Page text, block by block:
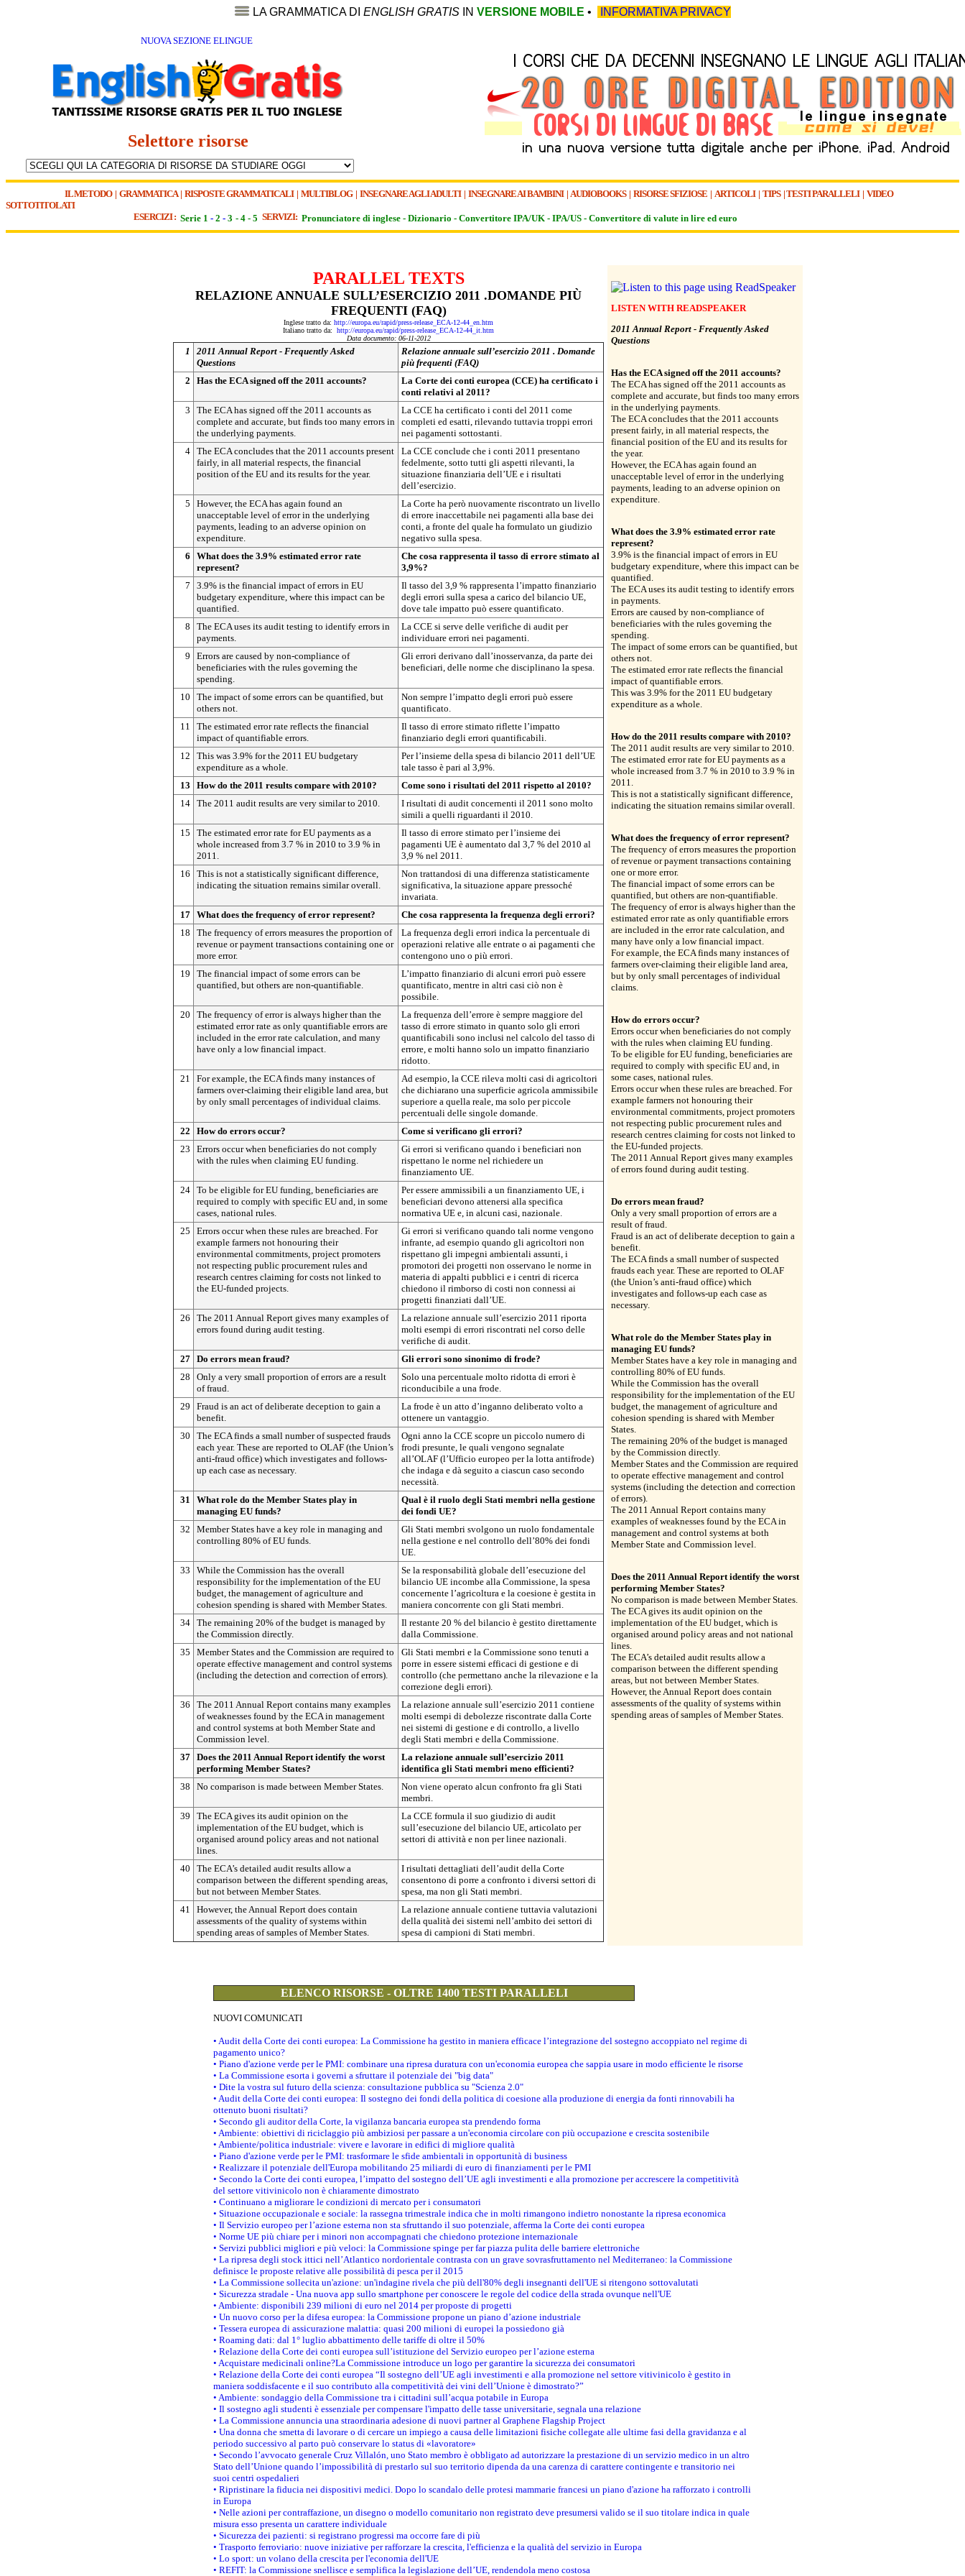
LA GRAMMATICA DI ENGLISH GRATIS IN VERSIONE MOBILE • INFORMATIVA PRIVACY
NUOVA SEZIONE ELINGUE
Selettore risorse
IL METODO| GRAMMATICA| RISPOSTE GRAMMATICALI| MULTIBLOG| INSEGNARE AGLI ADULTI | INSEGNARE AI BAMBINI| AUDIOBOOKS| RISORSE SFIZIOSE | ARTICOLI| TIPS|TESTI PARALLELI| VIDEO
SOTTOTITOLATI
ESERCIZI : Serie 1 - 2 - 3 - 4 - 5 SERVIZI: Pronunciatore di inglese - Dizionario - Convertitore IPA/UK - IPA/US - Convertitore di valute in lire ed euro
PARALLEL TEXTS
RELAZIONE ANNUALE SULL’ESERCIZIO 2011 .DOMANDE PIÙ
FREQUENTI (FAQ)
Inglese tratto da: http://europa.eu/rapid/press-release_ECA-12-44_en.htm
Italiano tratto da: http://europa.eu/rapid/press-release_ECA-12-44_it.htm
Data documento: 06-11-2012
1
2011 Annual Report - Frequently Asked
Questions
Relazione annuale sull’esercizio 2011 . Domande
più frequenti (FAQ)
2
Has the ECA signed off the 2011 accounts?
La Corte dei conti europea (CCE) ha certificato i
conti relativi al 2011?
3
The ECA has signed off the 2011 accounts as
complete and accurate, but finds too many errors in
the underlying payments.
La CCE ha certificato i conti del 2011 come
completi ed esatti, rilevando tuttavia troppi errori
nei pagamenti sottostanti.
4 The ECA concludes that the 2011 accounts present
fairly, in all material respects, the financial
position of the EU and its results for the year.
La CCE conclude che i conti 2011 presentano
fedelmente, sotto tutti gli aspetti rilevanti, la
situazione finanziaria dell’UE e i risultati
dell’esercizio.
5
However, the ECA has again found an
unacceptable level of error in the underlying
payments, leading to an adverse opinion on
expenditure.
La Corte ha però nuovamente riscontrato un livello
di errore inaccettabile nei pagamenti alla base dei
conti, a fronte del quale ha formulato un giudizio
negativo sulla spesa.
6
What does the 3.9% estimated error rate
represent?
Che cosa rappresenta il tasso di errore stimato al
3,9%?
7
3.9% is the financial impact of errors in EU
budgetary expenditure, where this impact can be
quantified.
Il tasso del 3,9 % rappresenta l’impatto finanziario
degli errori sulla spesa a carico del bilancio UE,
dove tale impatto può essere quantificato.
8
The ECA uses its audit testing to identify errors in
payments.
La CCE si serve delle verifiche di audit per
individuare errori nei pagamenti.
9
Errors are caused by non-compliance of
beneficiaries with the rules governing the
spending.
Gli errori derivano dall’inosservanza, da parte dei
beneficiari, delle norme che disciplinano la spesa.
10
The impact of some errors can be quantified, but
others not.
Non sempre l’impatto degli errori può essere
quantificato.
11
The estimated error rate reflects the financial
impact of quantifiable errors.
Il tasso di errore stimato riflette l’impatto
finanziario degli errori quantificabili.
12
This was 3.9% for the 2011 EU budgetary
expenditure as a whole.
Per l’insieme della spesa di bilancio 2011 dell’UE
tale tasso è pari al 3,9%.
13
How do the 2011 results compare with 2010?
Come sono i risultati del 2011 rispetto al 2010?
14 The 2011 audit results are very similar to 2010.
I risultati di audit concernenti il 2011 sono molto
simili a quelli riguardanti il 2010.
15
The estimated error rate for EU payments as a
whole increased from 3.7 % in 2010 to 3.9 % in
2011.
Il tasso di errore stimato per l’insieme dei
pagamenti UE è aumentato dal 3,7 % del 2010 al
3,9 % nel 2011.
16
This is not a statistically significant difference,
indicating the situation remains similar overall.
Non trattandosi di una differenza statisticamente
significativa, la situazione appare pressoché
invariata.
17 What does the frequency of error represent?
Che cosa rappresenta la frequenza degli errori?
18
The frequency of errors measures the proportion of
revenue or payment transactions containing one or
more error.
La frequenza degli errori indica la percentuale di
operazioni relative alle entrate o ai pagamenti che
contengono uno o più errori.
19
The financial impact of some errors can be
quantified, but others are non-quantifiable.
L’impatto finanziario di alcuni errori può essere
quantificato, mentre in altri casi ciò non è
possibile.
20
The frequency of error is always higher than the
estimated error rate as only quantifiable errors are
included in the error rate calculation, and many
have only a low financial impact.
La frequenza dell’errore è sempre maggiore del
tasso di errore stimato in quanto solo gli errori
quantificabili sono inclusi nel calcolo del tasso di
errore, e molti hanno solo un impatto finanziario
ridotto.
21
For example, the ECA finds many instances of
farmers over-claiming their eligible land area, but
by only small percentages of individual claims.
Ad esempio, la CCE rileva molti casi di agricoltori
che dichiarano una superficie agricola ammissibile
superiore a quella reale, ma solo per piccole
percentuali delle singole domande.
22
How do errors occur?
Come si verificano gli errori?
23
Errors occur when beneficiaries do not comply
with the rules when claiming EU funding.
Gi errori si verificano quando i beneficiari non
rispettano le norme nel richiedere un
finanziamento UE.
24 To be eligible for EU funding, beneficiaries are
required to comply with specific EU and, in some
cases, national rules.
Per essere ammissibili a un finanziamento UE, i
beneficiari devono attenersi alla specifica
normativa UE e, in alcuni casi, nazionale.
25
Errors occur when these rules are breached. For
example farmers not honouring their
environmental commitments, project promoters
not respecting public procurement rules and
research centres claiming for costs not linked to
the EU-funded projects.
Gi errori si verificano quando tali norme vengono
infrante, ad esempio quando gli agricoltori non
rispettano gli impegni ambientali assunti, i
promotori dei progetti non osservano le norme in
materia di appalti pubblici e i centri di ricerca
chiedono il rimborso di costi non connessi ai
progetti finanziati dall’UE.
26
The 2011 Annual Report gives many examples of
errors found during audit testing.
La relazione annuale sull’esercizio 2011 riporta
molti esempi di errori riscontrati nel corso delle
verifiche di audit.
27 Do errors mean fraud?
Gli errori sono sinonimo di frode?
28
Only a very small proportion of errors are a result
of fraud.
Solo una percentuale molto ridotta di errori è
riconducibile a una frode.
29
Fraud is an act of deliberate deception to gain a
benefit.
La frode è un atto d’inganno deliberato volto a
ottenere un vantaggio.
30
The ECA finds a small number of suspected frauds
each year. These are reported to OLAF (the Union’s
anti-fraud office) which investigates and follows-
up each case as necessary.
Ogni anno la CCE scopre un piccolo numero di
frodi presunte, le quali vengono segnalate
all’OLAF (l’Ufficio europeo per la lotta antifrode)
che indaga e dà seguito a ciascun caso secondo
necessità.
31
What role do the Member States play in
managing EU funds?
Qual è il ruolo degli Stati membri nella gestione
dei fondi UE?
32
Member States have a key role in managing and
controlling 80% of EU funds.
Gli Stati membri svolgono un ruolo fondamentale
nella gestione e nel controllo dell’80% dei fondi
UE.
33
While the Commission has the overall
responsibility for the implementation of the EU
budget, the management of agriculture and
cohesion spending is shared with Member States.
Se la responsabilità globale dell’esecuzione del
bilancio UE incombe alla Commissione, la spesa
concernente l’agricoltura e la coesione è gestita in
maniera concorrente con gli Stati membri.
34 The remaining 20% of the budget is managed by
the Commission directly.
Il restante 20 % del bilancio è gestito direttamente
dalla Commissione.
35
Member States and the Commission are required to
operate effective management and control systems
(including the detection and correction of errors).
Gli Stati membri e la Commissione sono tenuti a
porre in essere sistemi efficaci di gestione e di
controllo (che permettano anche la rilevazione e la
correzione degli errori).
36
The 2011 Annual Report contains many examples
of weaknesses found by the ECA in management
and control systems at both Member State and
Commission level.
La relazione annuale sull’esercizio 2011 contiene
molti esempi di debolezze riscontrate dalla Corte
nei sistemi di gestione e di controllo, a livello
degli Stati membri e della Commissione.
37 Does the 2011 Annual Report identify the worst
performing Member States?
La relazione annuale sull’esercizio 2011
identifica gli Stati membri meno efficienti?
38
No comparison is made between Member States.
Non viene operato alcun confronto fra gli Stati
membri.
39
The ECA gives its audit opinion on the
implementation of the EU budget, which is
organised around policy areas and not national
lines.
La CCE formula il suo giudizio di audit
sull’esecuzione del bilancio UE, articolato per
settori di attività e non per linee nazionali.
40
The ECA’s detailed audit results allow a
comparison between the different spending areas,
but not between Member States.
I risultati dettagliati dell’audit della Corte
consentono di porre a confronto i diversi settori di
spesa, ma non gli Stati membri.
41
However, the Annual Report does contain
assessments of the quality of systems within
spending areas of samples of Member States.
La relazione annuale contiene tuttavia valutazioni
della qualità dei sistemi nell’ambito dei settori di
spesa di campioni di Stati membri.
LISTEN WITH READSPEAKER
2011 Annual Report - Frequently Asked
Questions
Has the ECA signed off the 2011 accounts?
The ECA has signed off the 2011 accounts as
complete and accurate, but finds too many errors
in the underlying payments.
The ECA concludes that the 2011 accounts
present fairly, in all material respects, the
financial position of the EU and its results for
the year.
However, the ECA has again found an
unacceptable level of error in the underlying
payments, leading to an adverse opinion on
expenditure.
What does the 3.9% estimated error rate
represent?
3.9% is the financial impact of errors in EU
budgetary expenditure, where this impact can be
quantified.
The ECA uses its audit testing to identify errors
in payments.
Errors are caused by non-compliance of
beneficiaries with the rules governing the
spending.
The impact of some errors can be quantified, but
others not.
The estimated error rate reflects the financial
impact of quantifiable errors.
This was 3.9% for the 2011 EU budgetary
expenditure as a whole.
How do the 2011 results compare with 2010?
The 2011 audit results are very similar to 2010.
The estimated error rate for EU payments as a
whole increased from 3.7 % in 2010 to 3.9 % in
2011.
This is not a statistically significant difference,
indicating the situation remains similar overall.
What does the frequency of error represent?
The frequency of errors measures the proportion
of revenue or payment transactions containing
one or more error.
The financial impact of some errors can be
quantified, but others are non-quantifiable.
The frequency of error is always higher than the
estimated error rate as only quantifiable errors
are included in the error rate calculation, and
many have only a low financial impact.
For example, the ECA finds many instances of
farmers over-claiming their eligible land area,
but by only small percentages of individual
claims.
How do errors occur?
Errors occur when beneficiaries do not comply
with the rules when claiming EU funding.
To be eligible for EU funding, beneficiaries are
required to comply with specific EU and, in
some cases, national rules.
Errors occur when these rules are breached. For
example farmers not honouring their
environmental commitments, project promoters
not respecting public procurement rules and
research centres claiming for costs not linked to
the EU-funded projects.
The 2011 Annual Report gives many examples
of errors found during audit testing.
Do errors mean fraud?
Only a very small proportion of errors are a
result of fraud.
Fraud is an act of deliberate deception to gain a
benefit.
The ECA finds a small number of suspected
frauds each year. These are reported to OLAF
(the Union’s anti-fraud office) which
investigates and follows-up each case as
necessary.
What role do the Member States play in
managing EU funds?
Member States have a key role in managing and
controlling 80% of EU funds.
While the Commission has the overall
responsibility for the implementation of the EU
budget, the management of agriculture and
cohesion spending is shared with Member
States.
The remaining 20% of the budget is managed
by the Commission directly.
Member States and the Commission are required
to operate effective management and control
systems (including the detection and correction
of errors).
The 2011 Annual Report contains many
examples of weaknesses found by the ECA in
management and control systems at both
Member State and Commission level.
Does the 2011 Annual Report identify the worst
performing Member States?
No comparison is made between Member States.
The ECA gives its audit opinion on the
implementation of the EU budget, which is
organised around policy areas and not national
lines.
The ECA’s detailed audit results allow a
comparison between the different spending
areas, but not between Member States.
However, the Annual Report does contain
assessments of the quality of systems within
spending areas of samples of Member States.
ELENCO RISORSE - OLTRE 1400 TESTI PARALLELI
NUOVI COMUNICATI
• Audit della Corte dei conti europea: La Commissione ha gestito in maniera efficace l’integrazione del sostegno accoppiato nel regime di
pagamento unico?
• Piano d'azione verde per le PMI: combinare una ripresa duratura con un'economia europea che sappia usare in modo efficiente le risorse
• La Commissione esorta i governi a sfruttare il potenziale dei "big data"
• Dite la vostra sul futuro della scienza: consultazione pubblica su "Scienza 2.0"
• Audit della Corte dei conti europea: Il sostegno dei fondi della politica di coesione alla produzione di energia da fonti rinnovabili ha
ottenuto buoni risultati?
• Secondo gli auditor della Corte, la vigilanza bancaria europea sta prendendo forma
• Ambiente: obiettivi di riciclaggio più ambiziosi per passare a un'economia circolare con più occupazione e crescita sostenibile
• Ambiente/politica industriale: vivere e lavorare in edifici di migliore qualità
• Piano d'azione verde per le PMI: trasformare le sfide ambientali in opportunità di business
• Realizzare il potenziale dell'Europa mobilitando 25 miliardi di euro di finanziamenti per le PMI
• Secondo la Corte dei conti europea, l’impatto del sostegno dell’UE agli investimenti e alla promozione per accrescere la competitività
del settore vitivinicolo non è chiaramente dimostrato
• Continuano a migliorare le condizioni di mercato per i consumatori
• Situazione occupazionale e sociale: la rassegna trimestrale indica che in molti rimangono indietro nonostante la ripresa economica
• Il Servizio europeo per l’azione esterna non sta sfruttando il suo potenziale, afferma la Corte dei conti europea
• Norme UE più chiare per i minori non accompagnati che chiedono protezione internazionale
• Servizi pubblici migliori e più veloci: la Commissione spinge per far piazza pulita delle barriere elettroniche
• La ripresa degli stock ittici nell’Atlantico nordorientale contrasta con un grave sovrasfruttamento nel Mediterraneo: la Commissione
definisce le proposte relative alle possibilità di pesca per il 2015
• La Commissione sollecita un'azione: un'indagine rivela che più dell'80% degli insegnanti dell'UE si ritengono sottovalutati
• Sicurezza stradale - Una nuova app sullo smartphone per conoscere le regole del codice della strada ovunque nell'UE
• Ambiente: disponibili 239 milioni di euro nel 2014 per proposte di progetti
• Un nuovo corso per la difesa europea: la Commissione propone un piano d’azione industriale
• Tessera europea di assicurazione malattia: quasi 200 milioni di europei la possiedono già
• Roaming dati: dal 1° luglio abbattimento delle tariffe di oltre il 50%
• Relazione della Corte dei conti europea sull’istituzione del Servizio europeo per l’azione esterna
• Acquistare medicinali online?La Commissione introduce un logo per garantire la sicurezza dei consumatori
• Relazione della Corte dei conti europea “Il sostegno dell’UE agli investimenti e alla promozione nel settore vitivinicolo è gestito in
maniera soddisfacente e il suo contributo alla competitività dei vini dell’Unione è dimostrato?”
• Ambiente: sondaggio della Commissione tra i cittadini sull’acqua potabile in Europa
• Il sostegno agli studenti è essenziale per compensare l'impatto delle tasse universitarie, segnala una relazione
• La Commissione annuncia una straordinaria adesione di nuovi partner al Graphene Flagship Project
• Una donna che smetta di lavorare o di cercare un impiego a causa delle limitazioni fisiche collegate alle ultime fasi della gravidanza e al
periodo successivo al parto può conservare lo status di «lavoratore»
• Secondo l’avvocato generale Cruz Villalón, uno Stato membro è obbligato ad autorizzare la prestazione di un servizio medico in un altro
Stato dell’Unione quando l’impossibilità di prestarlo sul suo territorio dipenda da una carenza di carattere contingente e transitorio nei
suoi centri ospedalieri
• Ripristinare la fiducia nei dispositivi medici. Dopo lo scandalo delle protesi mammarie francesi un piano d'azione ha rafforzato i controlli
in Europa
• Nelle azioni per contraffazione, un disegno o modello comunitario non registrato deve presumersi valido se il suo titolare indica in quale
misura esso presenta un carattere individuale
• Sicurezza dei pazienti: si registrano progressi ma occorre fare di più
• Trasporto ferroviario: nuove iniziative per rafforzare la crescita, l'efficienza e la qualità del servizio in Europa
• Lo sport: un volano della crescita per l'economia dell'UE
• REFIT: la Commissione snellisce e semplifica la legislazione dell’UE, rendendola meno costosa